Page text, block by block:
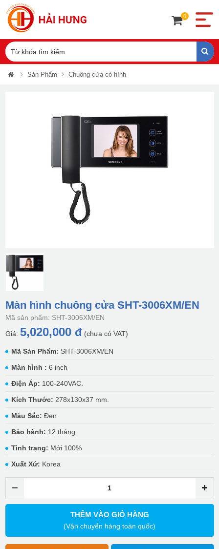
0
Sản Phẩm Chuông cửa có hình
Màn hình chuông cửa SHT-3006XM/EN
Mã sản phẩm: SHT-3006XM/EN
Giá: 5,020,000 đ (chưa có VAT)
Mã Sản Phẩm: SHT-3006XM/EN
Màn hình : 6 inch
Điện Áp: 100-240VAC.
Kích Thước: 278x130x37 mm.
Màu Sắc: Đen
Bảo hành: 12 tháng
Tình trạng: Mới 100%
Xuất Xứ: Korea
THÊM VÀO GIỎ HÀNG
(Vận chuyển hàng toàn quốc)